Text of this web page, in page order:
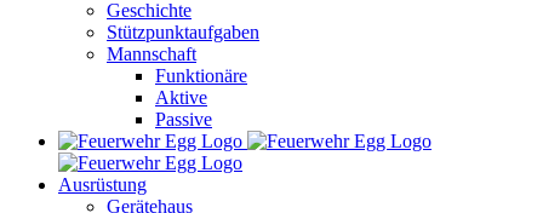
Geschichte
Stützpunktaufgaben
Mannschaft
Funktionäre
Aktive
Passive
Ausrüstung
Gerätehaus